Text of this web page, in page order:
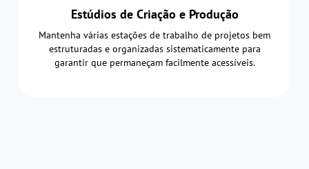
Estúdios de Criação e Produção
Mantenha várias estações de trabalho de projetos bem
estruturadas e organizadas sistematicamente para
garantir que permaneçam facilmente acessíveis.